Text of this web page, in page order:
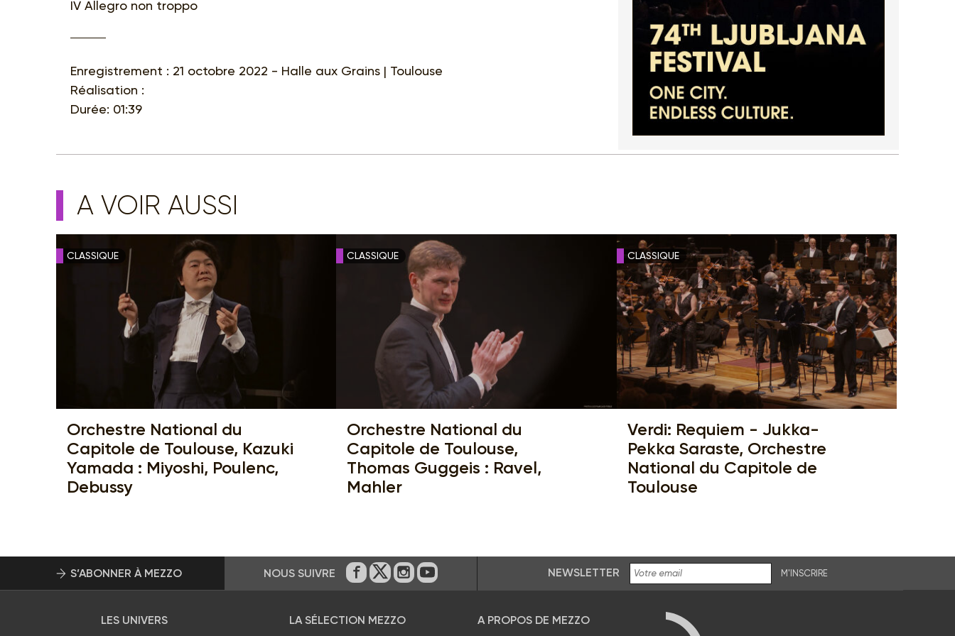
IV Allegro non troppo
Enregistrement : 21 octobre 2022 - Halle aux Grains | Toulouse
Réalisation :
Durée: 01:39
A VOIR AUSSI
CLASSIQUE
Orchestre National du
Capitole de Toulouse, Kazuki
Yamada : Miyoshi, Poulenc,
Debussy
CLASSIQUE
Orchestre National du
Capitole de Toulouse,
Thomas Guggeis : Ravel,
Mahler
CLASSIQUE
Verdi: Requiem - Jukka-
Pekka Saraste, Orchestre
National du Capitole de
Toulouse
S’ABONNER À MEZZO NOUS SUIVRE Sur Facebook
Sur Twitter
Sur Instagram
Sur Youtube NEWSLETTER M'INSCRIRE
LES UNIVERS LA SÉLECTION MEZZO A PROPOS DE MEZZO